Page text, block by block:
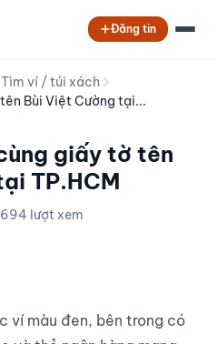
Đăng tin
Tìm ví / túi xách
Bùi Việt Cường tại...
giấy tờ tên
TP.HCM
694 lượt xem